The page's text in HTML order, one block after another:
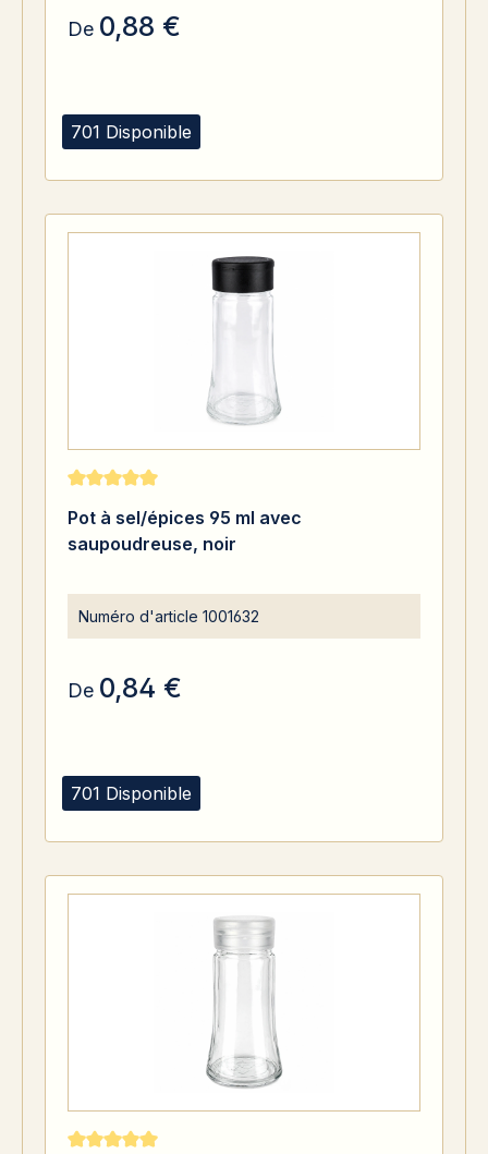
701 Disponible
De 0,88 €
701 Disponible
Note moyenne de 5 sur 5 étoiles
Pot à sel/épices 95 ml avec
saupoudreuse, noir
Numéro d'article 1001632
De 0,84 €